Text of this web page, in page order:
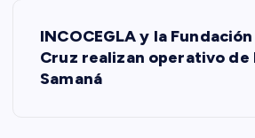
INCOCEGLA y la
Cruz realizan operativo de
Samaná